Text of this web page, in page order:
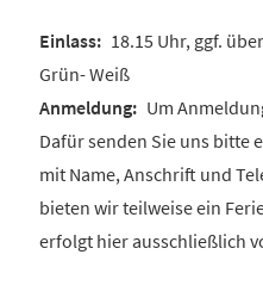
18.15 Uhr, ggf.
Grün- Weiß
Um
Dafür senden Sie uns bitte
mit Name, Anschrift und
bieten wir teilweise ein
erfolgt hier ausschließlich